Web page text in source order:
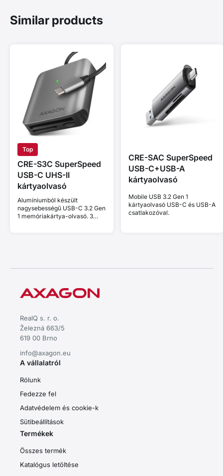
Similar products
Top
CRE-S3C SuperSpeed
USB-C UHS-II
kártyaolvasó
Alumíniumból készült
nagysebességű USB-C 3.2 Gen
1 memóriakártya-olvasó. 3
CRE-SAC SuperSpeed
USB-C+USB-A
kártyaolvasó
Mobile USB 3.2 Gen 1
kártyaolvasó USB-C és USB-A
csatlakozóval.
RealQ s. r. o.
Železná 663/5
619 00 Brno
info@axagon.eu
A vállalatról
Rólunk
Fedezze fel
Adatvédelem és cookie-k
Sütibeállítások
Termékek
Összes termék
Katalógus letöltése